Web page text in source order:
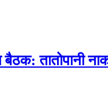
बैठक: तातोपानी